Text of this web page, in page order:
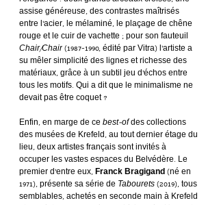
assise généreuse, des contrastes maîtrisés
entre l’acier, le mélaminé, le plaçage de chêne
rouge et le cuir de vachette ; pour son fauteuil
Chair/Chair (1987-1990, édité par Vitra) l’artiste a
su mêler simplicité des lignes et richesse des
matériaux, grâce à un subtil jeu d’échos entre
tous les motifs. Qui a dit que le minimalisme ne
devait pas être coquet ?
Enfin, en marge de ce best-of des collections
des musées de Krefeld, au tout dernier étage du
lieu, deux artistes français sont invités à
occuper les vastes espaces du Belvédère. Le
premier d’entre eux, Franck Bragigand (né en
1971), présente sa série de Tabourets (2019), tous
semblables, achetés en seconde main à Krefeld